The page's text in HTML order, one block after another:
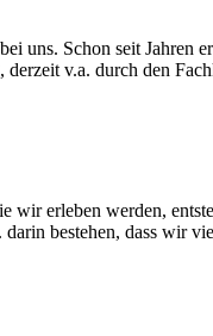
Schon seit Jahren
v.a. durch den
erleben werden,
bestehen, dass wir